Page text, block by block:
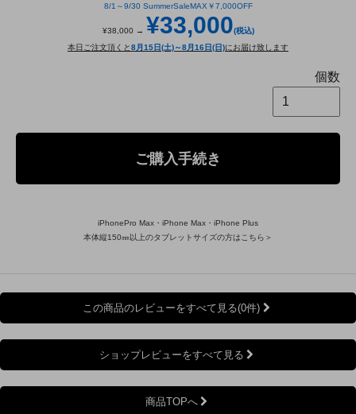
8/1～9/30 SummerSaleMAX￥7,000OFF
¥38,000 → ¥33,000(税込)
本日ご注文頂くと8月15日(土)～8月16日(日)にお届け致します
個数
ご購入手続き
iPhonePro Max・iPhone Max・iPhone Plus
本体縦150㎜以上のタブレットサイズの方はこちら＞
この商品のレビューをすべて見る(0件)
ショップレビューをすべて見る
商品TOPへ